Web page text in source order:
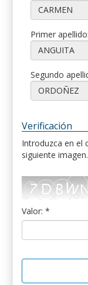
Primer apellido:
Segundo
Verificación
Introduzca en el
siguiente imagen.
Valor: *